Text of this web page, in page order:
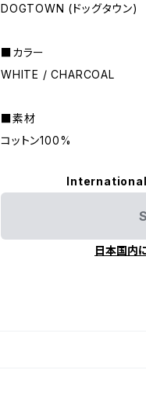
DOGTOWN (ドッグタウン)
■カラー
WHITE / CHARCOAL
■素材
コットン100%
日本国内